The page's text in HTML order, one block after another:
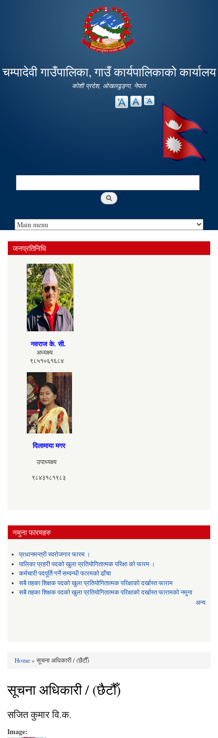
main
content
चम्पादेवी गाउँपालिका, गाउँ कार्यपालिकाको कार्यालय
कोशी प्रदेश, ओखलढुङ्गा, नेपाल
Search
जनप्रतिनिधि
नवराज के. सी.
अध्यक्ष्य
९८५१०६१६८४
दिलामाया मगर
उपाध्यक्ष्य
९८४३१८१९८३
नमुना फारमहरु
प्रधानमन्त्री स्वरोजगार फारम ।
पालिका प्रहरी पदको खुला प्रतियोगितात्मक परिक्षा को फारम ।
कर्मचारी पदपूर्ति गर्ने सम्वन्धी फारमको ढाँचा
सबै तहका शिक्षक पदको खुला प्रतियोगितात्मक परिक्षाको दर्खास्त फाराम
सबै तहका शिक्षक पदको खुला प्रतियोगितात्मक परिक्षाको दर्खास्त फारामको नमुना
अन्य
You are here
Home» सूचना अधिकारी / (छैटौँ)
सूचना अधिकारी / (छैटौँ)
सजित कुमार वि‍‌.क.
Image: